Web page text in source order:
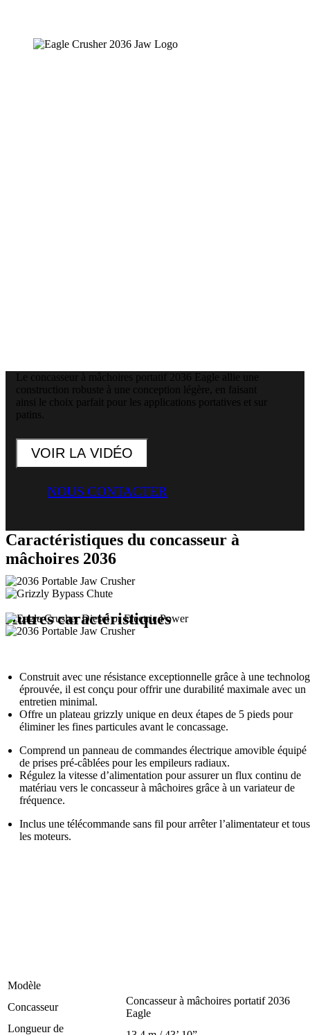
Le concasseur à mâchoires portatif 2036 Eagle allie une
construction robuste à une conception légère, en faisant
ainsi le choix parfait pour les applications portatives et sur
patins.
VOIR LA VIDÉO
NOUS CONTACTER
Caractéristiques du concasseur à
mâchoires 2036
Autres caractéristiques
Construit avec une résistance exceptionnelle grâce à une
éprouvée, il est conçu pour offrir une durabilité maximale avec un
entretien minimal.
Offre un plateau grizzly unique en deux étapes de 5 pieds pour
éliminer les fines particules avant le concassage.
Comprend un panneau de commandes électrique amovible équipé
de prises pré-câblées pour les empileurs radiaux.
Régulez la vitesse d’alimentation pour assurer un flux continu de
matériau vers le concasseur à mâchoires grâce à un variateur de
fréquence.
Inclus une télécommande sans fil pour arrêter l’alimentateur et tous
les moteurs.
Modèle
Concasseur
Concasseur à mâchoires portatif 2036
Eagle
Longueur de